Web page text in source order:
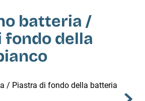
batteria /
fondo della